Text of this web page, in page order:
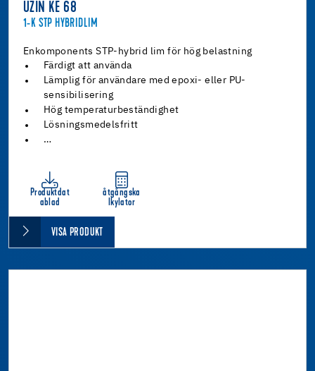
UZIN KE 68
1-K STP HYBRIDLIM
Enkomponents STP-hybrid lim för hög belastning
Färdigt att använda
Lämplig för användare med epoxi- eller PU-
sensibilisering
Hög temperaturbeständighet
Lösningsmedelsfritt
…
Produktdat
ablad
åtgångska
lkylator
VISA PRODUKT